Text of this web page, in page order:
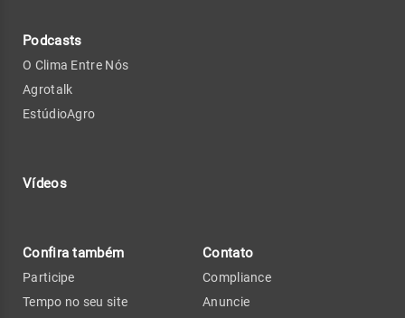
Podcasts
O Clima Entre Nós
Agrotalk
EstúdioAgro
Vídeos
Confira também
Participe
Tempo no seu site
Contato
Compliance
Anuncie